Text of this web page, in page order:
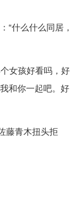
“什么什么同居，
女孩好看吗，好
和你一起吧。好
藤青木扭头拒